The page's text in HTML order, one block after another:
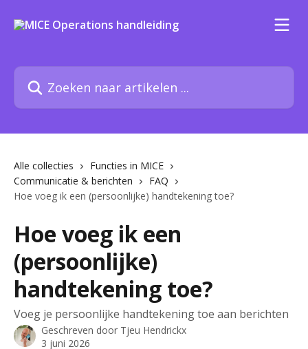
Zoeken naar artikelen ...
Alle collecties
Functies in MICE
Communicatie & berichten
FAQ
Hoe voeg ik een (persoonlijke) handtekening toe?
Hoe voeg ik een
(persoonlijke)
handtekening toe?
Voeg je persoonlijke handtekening toe aan berichten
Geschreven door Tjeu Hendrickx
3 juni 2026